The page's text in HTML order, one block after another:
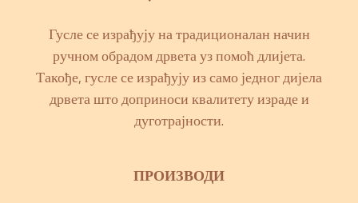
Гусле се израђују на традиционалан начин
ручном обрадом дрвета уз помоћ длијета.
Такође, гусле се израђују из само једног дијела
дрвета што доприноси квалитету израде и
дуготрајности.
ПРОИЗВОДИ